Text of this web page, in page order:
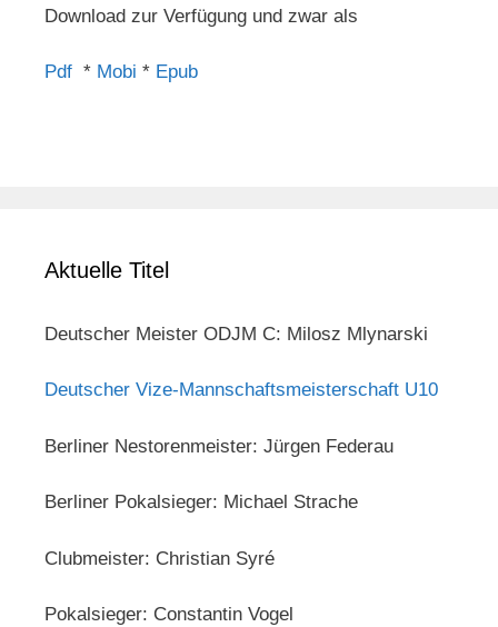
Download zur Verfügung und zwar als
Pdf * Mobi * Epub
Aktuelle Titel
Deutscher Meister ODJM C: Milosz Mlynarski
Deutscher Vize-Mannschaftsmeisterschaft U10
Berliner Nestorenmeister: Jürgen Federau
Berliner Pokalsieger: Michael Strache
Clubmeister: Christian Syré
Pokalsieger: Constantin Vogel